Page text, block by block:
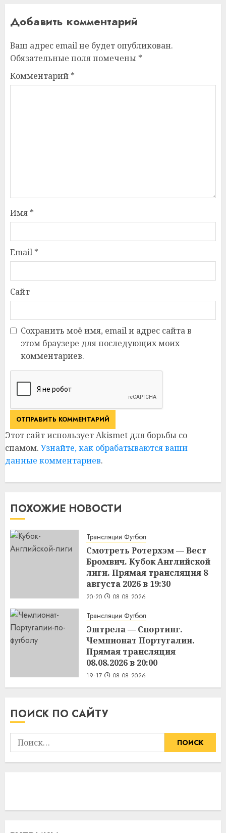
Добавить комментарий
Ваш адрес email не будет опубликован.
Обязательные поля помечены *
Комментарий *
Имя *
Email *
Сайт
Сохранить моё имя, email и адрес сайта в
этом браузере для последующих моих
комментариев.
Этот сайт использует Akismet для борьбы со
спамом. Узнайте, как обрабатываются ваши
данные комментариев.
ПОХОЖИЕ НОВОСТИ
Трансляции Футбол
Смотреть Ротерхэм — Вест
Бромвич. Кубок Английской
лиги. Прямая трансляция 8
августа 2026 в 19:30
20:20 08.08.2026
Трансляции Футбол
Эштрела — Спортинг.
Чемпионат Португалии.
Прямая трансляция
08.08.2026 в 20:00
19:17 08.08.2026
ПОИСК ПО САЙТУ
Найти: